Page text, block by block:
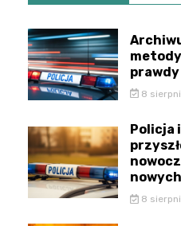
prawdy
8
Policja
8